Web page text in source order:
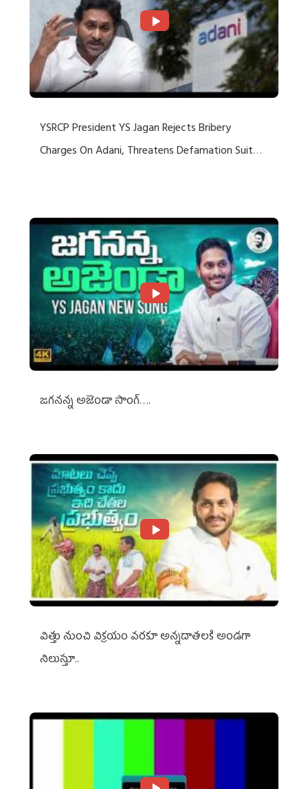
YSRCP President YS Jagan Rejects Bribery
Charges On Adani, Threatens Defamation Suit
జగనన్న అజెండా సాంగ్….
విత్తు నుంచి విక్రయం వరకూ అన్నదాతలకి అండగా
నిలుస్తూ..